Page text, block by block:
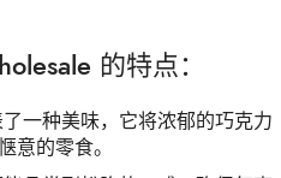
的特点：
一种美味，它将浓郁的巧克力
意的零食。